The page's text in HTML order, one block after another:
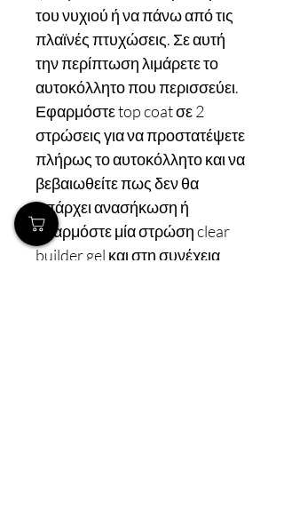
του νυχιού ή να πάνω από τις
πλαϊνές πτυχώσεις. Σε αυτή
την περίπτωση λιμάρετε το
αυτοκόλλητο που περισσεύει.
Εφαρμόστε top coat σε 2
στρώσεις για να προστατέψετε
πλήρως το αυτοκόλλητο και να
βεβαιωθείτε πως δεν θα
υπάρχει ανασήκωση ή
εφαρμόστε μία στρώση clear
builder gel και στη συνέχεια